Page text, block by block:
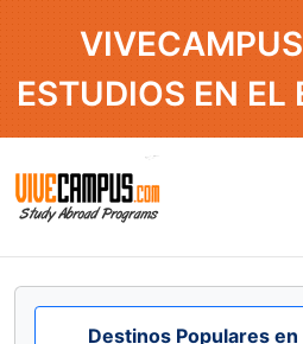
ESTUDIOS EN EL
Destinos Populares